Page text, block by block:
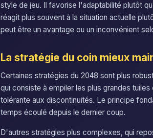
style de jeu. Il favorise l'adaptabilité plutôt
réagit plus souvent à la situation actuelle
peut être un avantage ou un inconvénient
La stratégie du coin mieux
Certaines stratégies du 2048 sont plus
qui consiste à empiler les plus grandes
tolérante aux discontinuités. Le principe
temps écoulé depuis le dernier coup.
D'autres stratégies plus complexes, qui